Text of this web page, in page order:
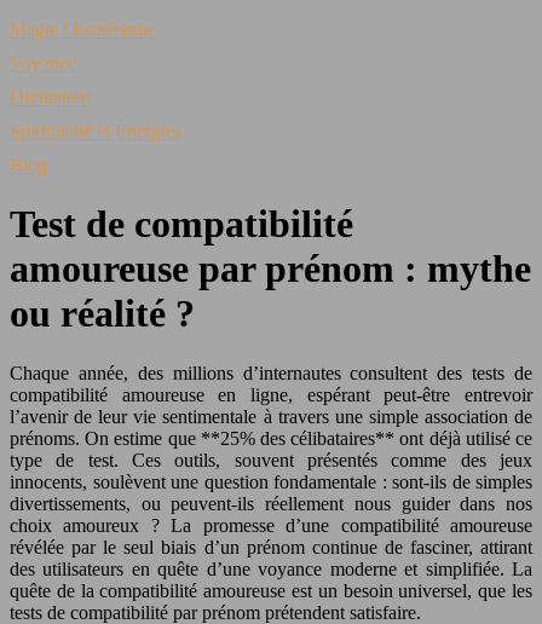
Magie / Esotérisme
Voyance
Divination
Spiritualité et Énergies
Blog
Test de compatibilité
amoureuse par prénom : mythe
ou réalité ?
Chaque année, des millions d’internautes consultent des tests de
compatibilité amoureuse en ligne, espérant peut-être entrevoir
l’avenir de leur vie sentimentale à travers une simple association de
prénoms. On estime que **25% des célibataires** ont déjà utilisé ce
type de test. Ces outils, souvent présentés comme des jeux
innocents, soulèvent une question fondamentale : sont-ils de simples
divertissements, ou peuvent-ils réellement nous guider dans nos
choix amoureux ? La promesse d’une compatibilité amoureuse
révélée par le seul biais d’un prénom continue de fasciner, attirant
des utilisateurs en quête d’une voyance moderne et simplifiée. La
quête de la compatibilité amoureuse est un besoin universel, que les
tests de compatibilité par prénom prétendent satisfaire.